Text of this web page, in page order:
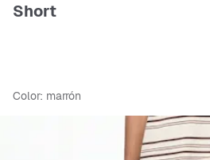
Short
Color: marrón